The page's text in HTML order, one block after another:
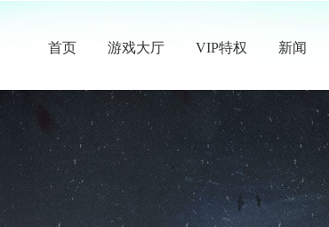
首页 游戏大厅 VIP特权 新闻